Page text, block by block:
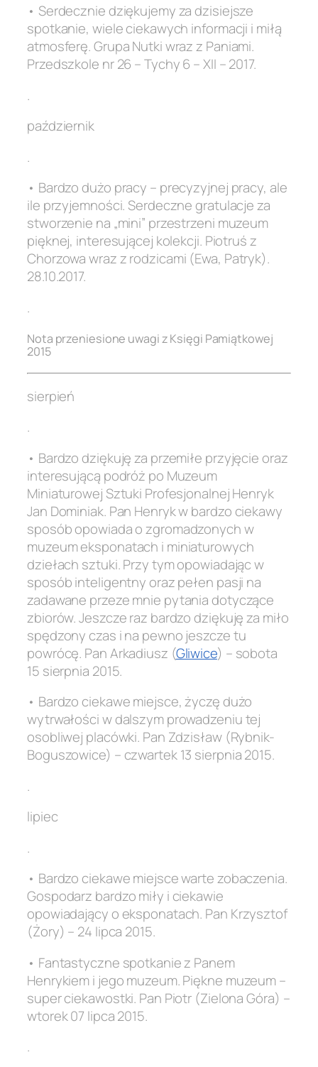
• Serdecznie dziękujemy za dzisiejsze
spotkanie, wiele ciekawych informacji i miłą
atmosferę. Grupa Nutki wraz z Paniami.
Przedszkole nr 26 – Tychy 6 – XII – 2017.
.
październik
.
• Bardzo dużo pracy – precyzyjnej pracy, ale
ile przyjemności. Serdeczne gratulacje za
stworzenie na „mini” przestrzeni muzeum
pięknej, interesującej kolekcji. Piotruś z
Chorzowa wraz z rodzicami (Ewa, Patryk).
28.10.2017.
.
Nota przeniesione uwagi z Księgi Pamiątkowej
2015
sierpień
.
• Bardzo dziękuję za przemiłe przyjęcie oraz
interesującą podróż po Muzeum
Miniaturowej Sztuki Profesjonalnej Henryk
Jan Dominiak. Pan Henryk w bardzo ciekawy
sposób opowiada o zgromadzonych w
muzeum eksponatach i miniaturowych
dziełach sztuki. Przy tym opowiadając w
sposób inteligentny oraz pełen pasji na
zadawane przeze mnie pytania dotyczące
zbiorów. Jeszcze raz bardzo dziękuję za miło
spędzony czas i na pewno jeszcze tu
powrócę. Pan Arkadiusz (Gliwice) – sobota
15 sierpnia 2015.
• Bardzo ciekawe miejsce, życzę dużo
wytrwałości w dalszym prowadzeniu tej
osobliwej placówki. Pan Zdzisław (Rybnik-
Boguszowice) – czwartek 13 sierpnia 2015.
.
lipiec
.
• Bardzo ciekawe miejsce warte zobaczenia.
Gospodarz bardzo miły i ciekawie
opowiadający o eksponatach. Pan Krzysztof
(Żory) – 24 lipca 2015.
• Fantastyczne spotkanie z Panem
Henrykiem i jego muzeum. Piękne muzeum –
super ciekawostki. Pan Piotr (Zielona Góra) –
wtorek 07 lipca 2015.
.